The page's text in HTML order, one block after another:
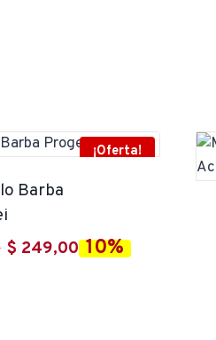
¡Oferta!
Barba
El
$ 249,00El10%